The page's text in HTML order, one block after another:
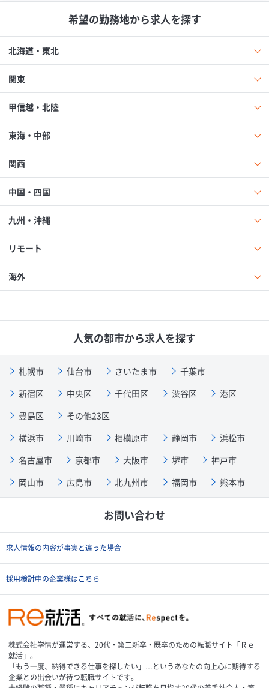
希望の勤務地から求人を探す
北海道・東北
関東
甲信越・北陸
東海・中部
関西
中国・四国
九州・沖縄
リモート
海外
人気の都市から求人を探す
札幌市 仙台市 さいたま市
千葉市
新宿区
中央区 千代田区 渋谷区
港区
豊島区
その他23区
横浜市
川崎市 相模原市 静岡市
浜松市
名古屋市
京都市 大阪市 堺市
神戸市
岡山市
広島市 北九州市 福岡市 熊本市
お問い合わせ
求人情報の内容が事実と違った場合
採用検討中の企業様はこちら
株式会社学情が運営する、20代・第二新卒・既卒のための転職サイト「Ｒｅ
就活」。
「もう一度、納得できる仕事を探したい」…というあなたの向上心に期待する
企業との出会いが待つ転職サイトです。